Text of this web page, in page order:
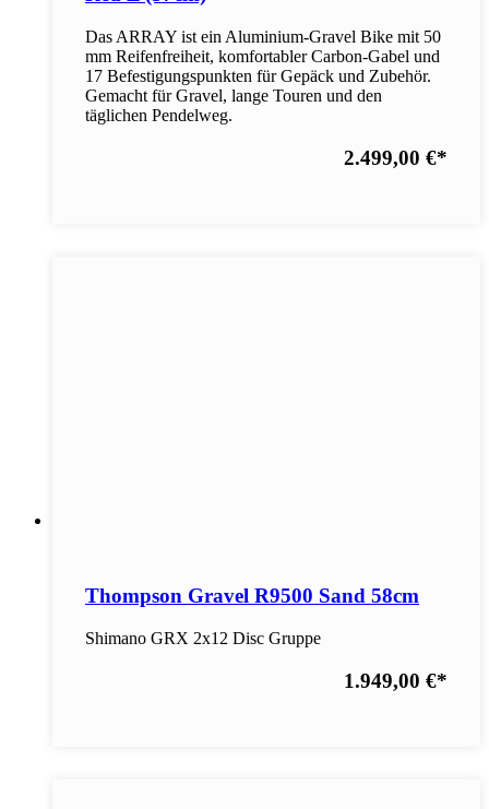
Das ARRAY ist ein Aluminium-Gravel Bike mit 50
mm Reifenfreiheit, komfortabler Carbon-Gabel und
17 Befestigungspunkten für Gepäck und Zubehör.
Gemacht für Gravel, lange Touren und den
täglichen Pendelweg.
2.499,00 €*
Thompson Gravel R9500 Sand 58cm
Shimano GRX 2x12 Disc Gruppe
1.949,00 €*